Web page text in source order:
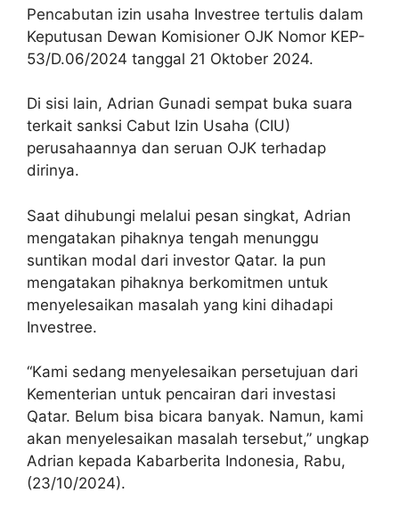
Pencabutan izin usaha Investree tertulis dalam
Keputusan Dewan Komisioner OJK Nomor KEP-
53/D.06/2024 tanggal 21 Oktober 2024.
Di sisi lain, Adrian Gunadi sempat buka suara
terkait sanksi Cabut Izin Usaha (CIU)
perusahaannya dan seruan OJK terhadap
dirinya.
Saat dihubungi melalui pesan singkat, Adrian
mengatakan pihaknya tengah menunggu
suntikan modal dari investor Qatar. Ia pun
mengatakan pihaknya berkomitmen untuk
menyelesaikan masalah yang kini dihadapi
Investree.
“Kami sedang menyelesaikan persetujuan dari
Kementerian untuk pencairan dari investasi
Qatar. Belum bisa bicara banyak. Namun, kami
akan menyelesaikan masalah tersebut,” ungkap
Adrian kepada Kabarberita Indonesia, Rabu,
(23/10/2024).